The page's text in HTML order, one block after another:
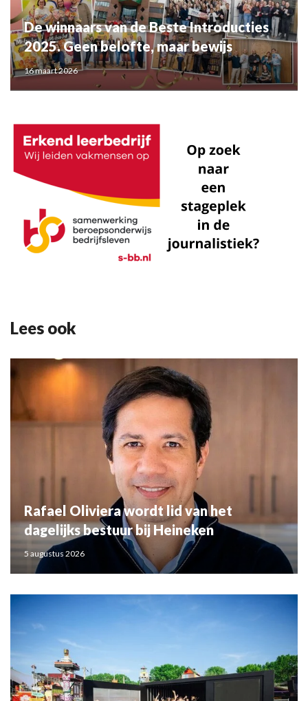
De winnaars van de Beste Introducties
2025. Geen belofte, maar bewijs
16 maart 2026
Lees ook
Rafael Oliviera wordt lid van het
dagelijks bestuur bij Heineken
5 augustus 2026